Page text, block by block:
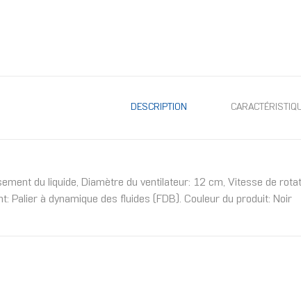
DESCRIPTION
du liquide, Diamètre du ventilateur: 12 cm, Vitesse de
Palier à dynamique des fluides (FDB). Couleur du produit: Noir